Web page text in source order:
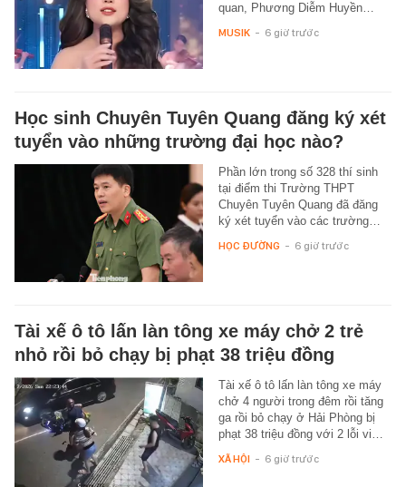
quan, Phương Diễm Huyền…
MUSIK - 6 giờ trước
Học sinh Chuyên Tuyên Quang đăng ký xét
tuyển vào những trường đại học nào?
Phần lớn trong số 328 thí sinh
tại điểm thi Trường THPT
Chuyên Tuyên Quang đã đăng
ký xét tuyển vào các trường…
HỌC ĐƯỜNG - 6 giờ trước
Tài xế ô tô lấn làn tông xe máy chở 2 trẻ
nhỏ rồi bỏ chạy bị phạt 38 triệu đồng
Tài xế ô tô lấn làn tông xe máy
chở 4 người trong đêm rồi tăng
ga rồi bỏ chạy ở Hải Phòng bị
phạt 38 triệu đồng với 2 lỗi vi…
XÃ HỘI - 6 giờ trước